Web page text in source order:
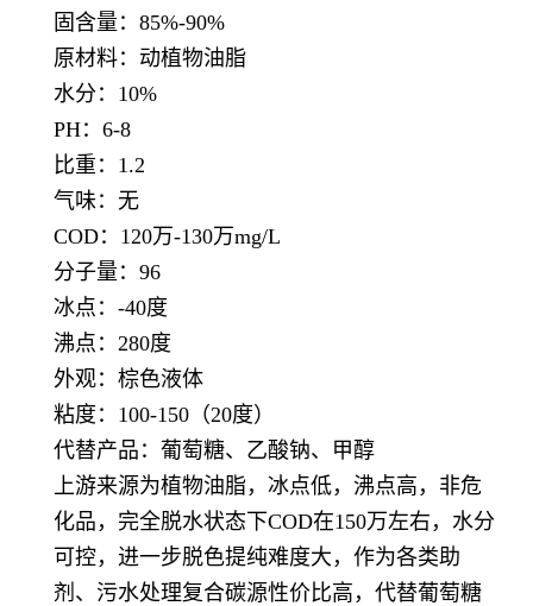
固含量：85%-90%
原材料：动植物油脂
水分：10%
PH：6-8
比重：1.2
气味：无
COD：120万-130万mg/L
分子量：96
冰点：-40度
沸点：280度
外观：棕色液体
粘度：100-150（20度）
代替产品：葡萄糖、乙酸钠、甲醇
上游来源为植物油脂，冰点低，沸点高，非危
化品，完全脱水状态下COD在150万左右，水分
可控，进一步脱色提纯难度大，作为各类助
剂、污水处理复合碳源性价比高，代替葡萄糖